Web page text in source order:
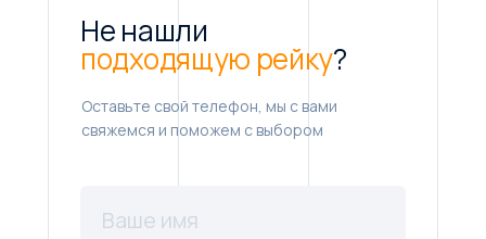
Не нашли
подходящую рейку?
Оставьте свой телефон, мы с вами
свяжемся и поможем с выбором